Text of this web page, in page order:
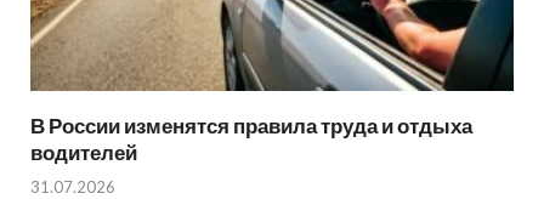
В России изменятся правила труда и отдыха
водителей
31.07.2026